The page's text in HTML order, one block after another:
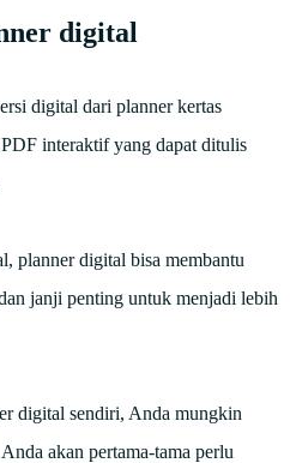
digital
digital dari planner kertas
interaktif yang dapat ditulis
planner digital bisa membantu
janji penting untuk menjadi lebih
digital sendiri, Anda mungkin
akan pertama-tama perlu